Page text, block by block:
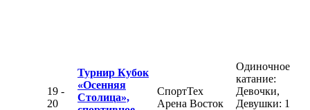
19 -
20
Турнир Кубок
«Осенняя
Столица»,
СпортТех
Арена Восток
Одиночное
катание:
Девочки,
Девушки: 1